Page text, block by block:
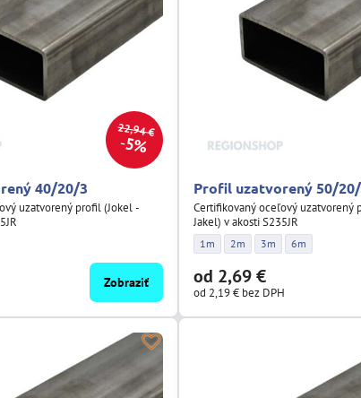
22,94 €
5%
40/20/3
uzatvorený profil (Jokel -
20/3 - Dĺžka:
Zobraziť
Profil uzatvorený 50/
Certifikovaný oceľový uzatvorený
Jakel) v akosti S235JR
Profil uzatvorený 50/20/2 - Dĺžka:
1m Profil uzatvorený 50/20/2 -
2m Profil uzatvorený 50/
3m Profil
6m
od 2,69 €
od 2,19 € bez DPH